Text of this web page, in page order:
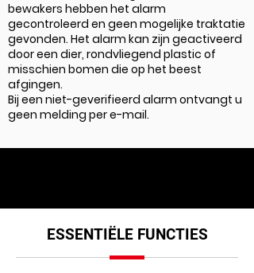
bewakers hebben het alarm
gecontroleerd en geen mogelijke traktatie
gevonden. Het alarm kan zijn geactiveerd
door een dier, rondvliegend plastic of
misschien bomen die op het beest
afgingen.
Bij een niet-geverifieerd alarm ontvangt u
geen melding per e-mail.
ESSENTIËLE FUNCTIES